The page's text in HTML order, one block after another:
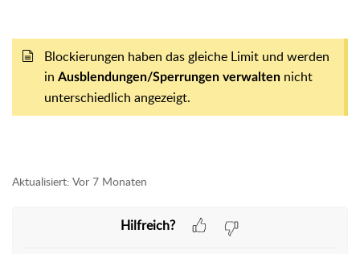
Blockierungen haben das gleiche Limit und werden
in Ausblendungen/Sperrungen verwalten nicht
unterschiedlich angezeigt.
Aktualisiert: Vor 7 Monaten
Hilfreich?